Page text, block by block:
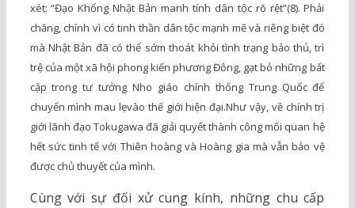
xét: “Đạo Khổng Nhật Bản manh tính dân tộc rõ rệt”(8). Phải
chăng, chính vì có tinh thần dân tộc mạnh mẽ và riêng biệt đó
mà Nhật Bản đã có thể sớm thoát khỏi tình trạng bảo thủ, trì
trệ của một xã hội phong kiến phương Đông, gạt bỏ những bất
cập trong tư tưởng Nho giáo chính thống Trung Quốc để
chuyển mình mau lẹvào thế giới hiện đại.Như vậy, về chính trị
giới lãnh đạo Tokugawa đã giải quyết thành công mối quan hệ
hết sức tinh tế với Thiên hoàng và Hoàng gia mà vẫn bảo vệ
được chủ thuyết của mình.
Cùng với sự đối xử cung kính, những chu cấp